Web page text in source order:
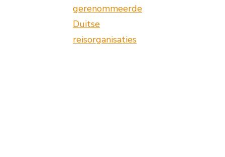
gerenommeerde
Duitse
reisorganisaties